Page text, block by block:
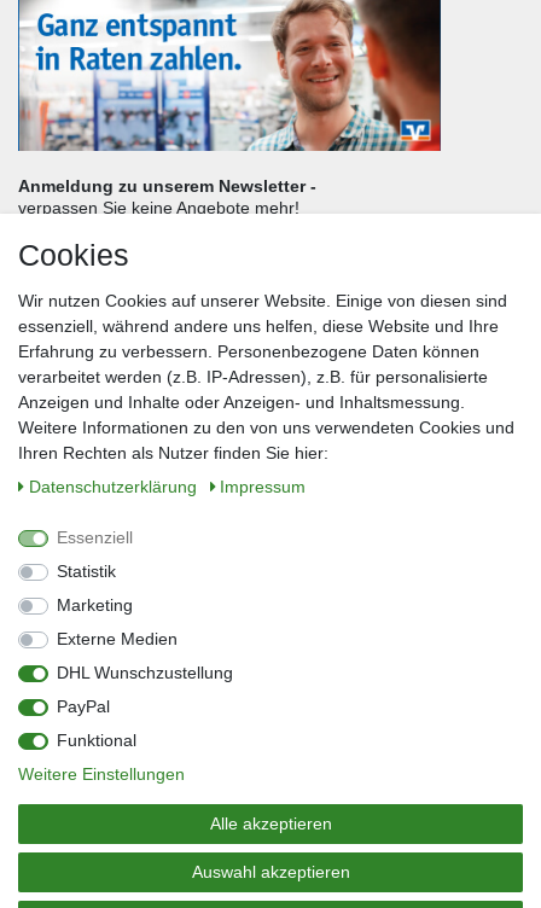
Anmeldung zu unserem Newsletter -
verpassen Sie keine Angebote mehr!
Nachname*
E-Mail*
Sie können den Newsletter jederzeit kostenlos abbestellen.
** gilt für Lieferungen innerhalb Deutschlands, Lieferzeiten für andere Länder
entnehmen Sie bitte der Schaltfläche mit den Versandinformationen
Widerrufs­recht
Kontakt
Barrierefreiheitserklärung
Zahlung & Versand
Vertrag widerrufen
© Copyright 2026 | Alle Rechte vorbehalten.
Cookies
Wir nutzen Cookies auf unserer Website. Einige von diesen sind
essenziell, während andere uns helfen, diese Website und Ihre
Erfahrung zu verbessern. Personenbezogene Daten können
verarbeitet werden (z.B. IP-Adressen), z.B. für personalisierte
Anzeigen und Inhalte oder Anzeigen- und Inhaltsmessung.
Weitere Informationen zu den von uns verwendeten Cookies und
Ihren Rechten als Nutzer finden Sie hier:
Daten­schutz­erklärung
Impressum
Essenziell
Statistik
Marketing
Externe Medien
DHL Wunschzustellung
PayPal
Funktional
Weitere Einstellungen
Alle akzeptieren
Auswahl akzeptieren